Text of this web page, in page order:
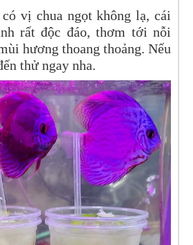
vị chua ngọt không lạ, cái
rất độc đáo, thơm tới nỗi
hương thoang thoảng. Nếu
thử ngay nha.